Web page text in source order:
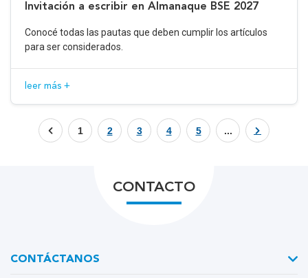
Invitación a escribir en Almanaque BSE 2027
Conocé todas las pautas que deben cumplir los artículos
para ser considerados.
leer más +
1 2 3 4 5 ...
CONTACTO
CONTÁCTANOS